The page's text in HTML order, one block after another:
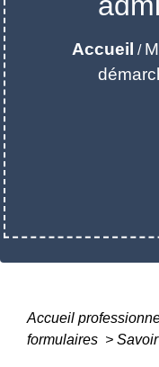
Accueil /
Accueil
formulaires >